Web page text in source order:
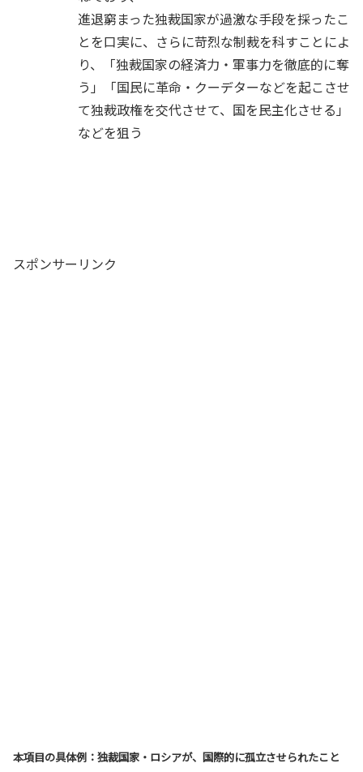
進退窮まった独裁国家が過激な手段を採ったこ
とを口実に、さらに苛烈な制裁を科すことによ
り、
「独裁国家の経済力・軍事力を徹底的に奪
う」「国民に革命・クーデターなどを起こさせ
て独裁政権を交代させて、国を民主化させる」
などを狙う
スポンサーリンク
本項目の具体例：独裁国家・ロシアが、国際的に孤立させられたこと